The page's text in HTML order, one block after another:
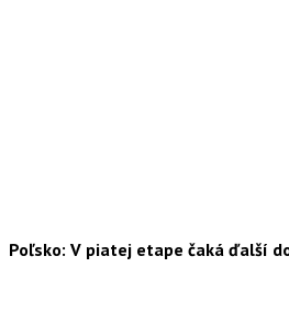
Poľsko: V piatej etape čaká ďalší